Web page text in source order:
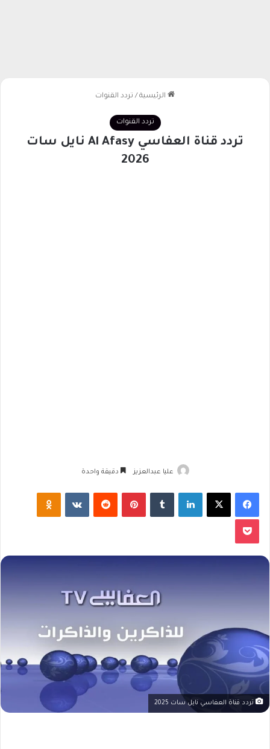
الرئيسية / تردد القنوات
تردد القنوات
تردد قناة العفاسي Al Afasy نايل سات
2026
عليا عبدالعزيز دقيقة واحدة
فيسبوك لينكدإن بينتيريست
تردد قناة العفاسي نايل سات 2025